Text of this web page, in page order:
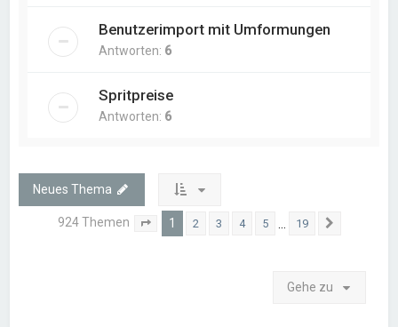
Benutzerimport mit Umformungen
Antworten: 6
Spritpreise
Antworten: 6
Neues Thema
924 Themen Seite von 19
1 2 3 4 5 19
Gehe zu